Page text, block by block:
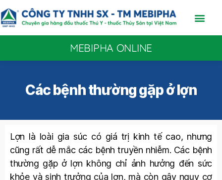
MEBIPHA ONLINE
Các bệnh thường gặp ở lợn
Lợn là loài gia súc có giá trị kinh tế cao, nhưng
cũng rất dễ mắc các bệnh truyền nhiễm. Các bệnh
thường gặp ở lợn không chỉ ảnh hưởng đến sức
khỏe và sinh trưởng của lợn, mà còn gây nguy cơ